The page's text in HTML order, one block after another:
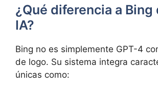
¿Qué diferencia a Bing
IA?
Bing no es simplemente GPT-4
de logo. Su sistema integra
únicas como: